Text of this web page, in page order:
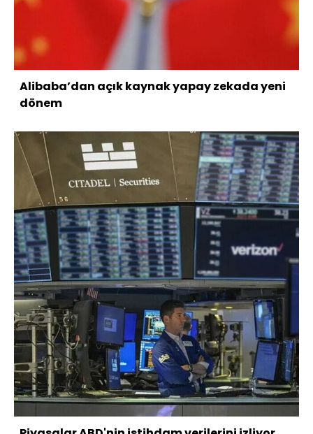
Alibaba’dan açık kaynak yapay zekada yeni
dönem